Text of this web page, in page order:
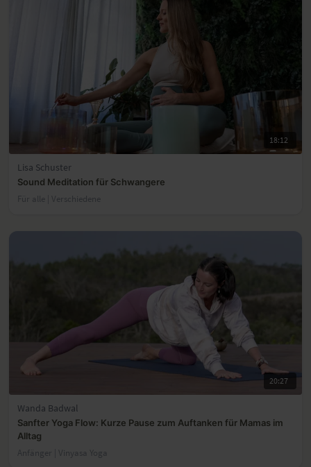
18:12
Lisa Schuster
Sound Meditation für Schwangere
Für alle | Verschiedene
20:27
Wanda Badwal
Sanfter Yoga Flow: Kurze Pause zum Auftanken für Mamas im
Alltag
Anfänger | Vinyasa Yoga